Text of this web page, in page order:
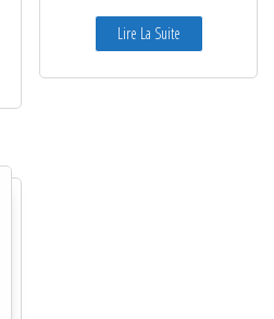
Lire La Suite